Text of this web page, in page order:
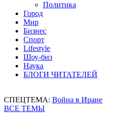
Политика
Город
Мир
Бизнес
Спорт
Lifestyle
Шоу-биз
Наука
БЛОГИ ЧИТАТЕЛЕЙ
СПЕЦТЕМА: Война в Иране
ВСЕ ТЕМЫ